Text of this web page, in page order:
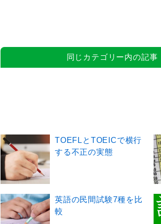
同じカテゴリー内の記事
TOEFLとTOEICで横行
する不正の実態
英語の民間試験7種を比
較